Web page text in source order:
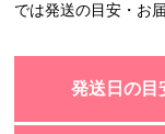
では発送の目安・お
発送日の目